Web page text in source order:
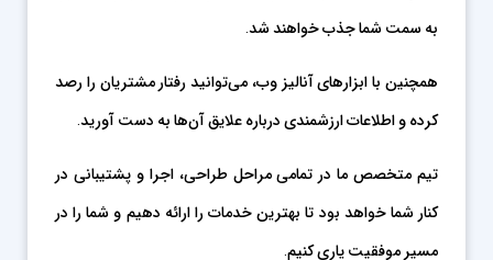
به سمت شما جذب خواهند شد.
همچنین با ابزارهای آنالیز وب، می‌توانید رفتار مشتریان را رصد
کرده و اطلاعات ارزشمندی درباره علایق آن‌ها به دست آورید.
تیم متخصص ما در تمامی مراحل طراحی، اجرا و پشتیبانی در
کنار شما خواهد بود تا بهترین خدمات را ارائه دهیم و شما را در
مسیر موفقیت یاری کنیم.